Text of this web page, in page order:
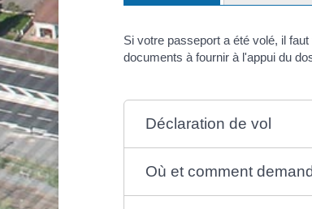
Si votre passeport a été volé, il
documents à fournir à l'appui du
Déclaration de vol
Où et comment